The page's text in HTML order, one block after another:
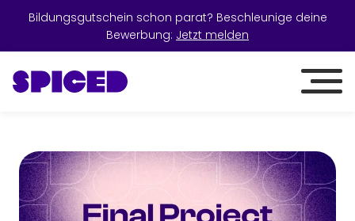
Bildungsgutschein schon parat? Beschleunige deine
Bewerbung: Jetzt melden